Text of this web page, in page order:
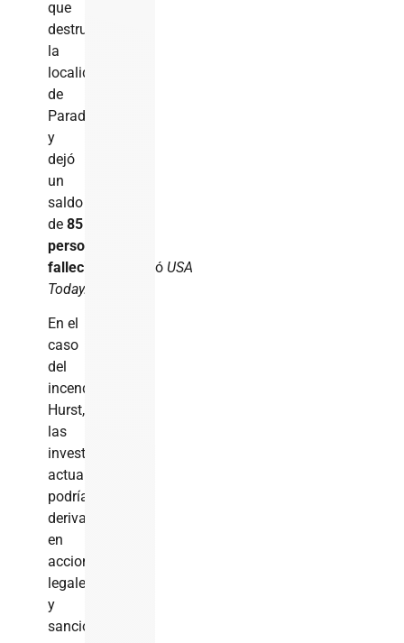
que
destruyó
la
localidad
de
Paradise
y
dejó
un
saldo
de85
personas
fallecidas,
reportó USA
Today.
En el
caso
del
incendio
Hurst,
las
investigaciones
actuales
podrían
derivar
en
acciones
legales
y
sanciones